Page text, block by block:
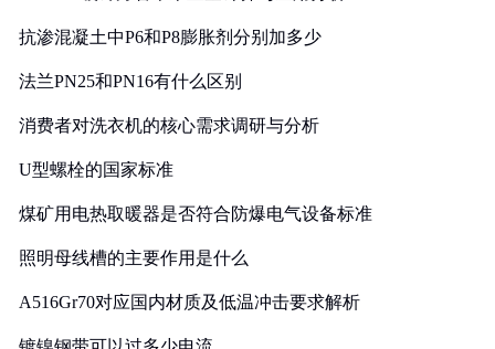
抗渗混凝土中P6和P8膨胀剂分别加多少
法兰PN25和PN16有什么区别
消费者对洗衣机的核心需求调研与分析
U型螺栓的国家标准
煤矿用电热取暖器是否符合防爆电气设备标准
照明母线槽的主要作用是什么
A516Gr70对应国内材质及低温冲击要求解析